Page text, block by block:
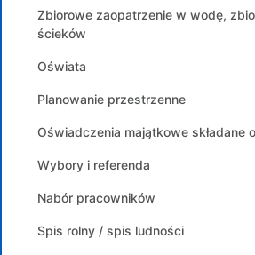
Zbiorowe zaopatrzenie w wodę,
ścieków
Oświata
Planowanie przestrzenne
Oświadczenia majątkowe składane
Wybory i referenda
Nabór pracowników
Spis rolny / spis ludności